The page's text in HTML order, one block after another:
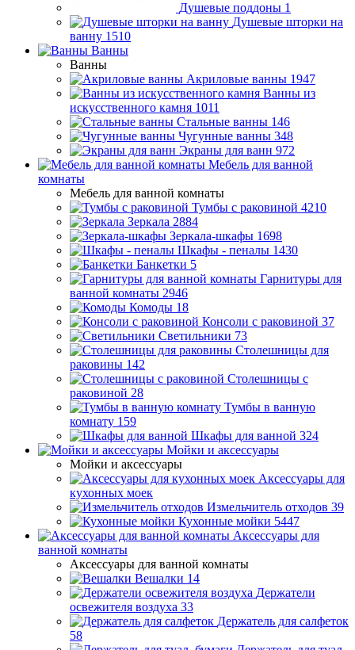
Душевые поддоны 1
Душевые шторки на
ванну 1510
Ванны
Ванны
Акриловые ванны 1947
Ванны из
искусственного камня 1011
Стальные ванны 146
Чугунные ванны 348
Экраны для ванн 972
Мебель для ванной
комнаты
Мебель для ванной комнаты
Тумбы с раковиной 4210
Зеркала 2884
Зеркала-шкафы 1698
Шкафы - пеналы 1430
Банкетки 5
Гарнитуры для
ванной комнаты 2946
Комоды 18
Консоли с раковиной 37
Светильники 73
Столешницы для
раковины 142
Столешницы с
раковиной 28
Тумбы в ванную
комнату 159
Шкафы для ванной 324
Мойки и аксессуары
Мойки и аксессуары
Аксессуары для
кухонных моек
Измельчитель отходов 39
Кухонные мойки 5447
Аксессуары для
ванной комнаты
Аксессуары для ванной комнаты
Вешалки 14
Держатели
освежителя воздуха 33
Держатель для салфеток
58